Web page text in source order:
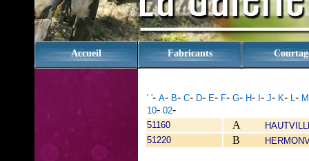
Accueil Fabricants
' '- A- B- C- D- E- F- G- H- - J- K- L- M
10- 02-
51160 A
51220
B